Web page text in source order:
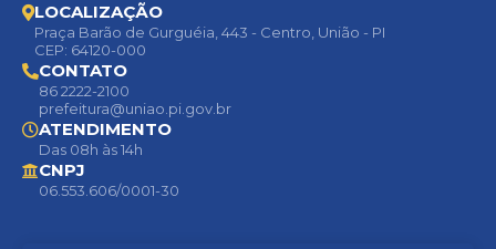
LOCALIZAÇÃO
Praça Barão de Gurguéia, 443 - Centro, União - PI
CEP: 64120-000
CONTATO
86 2222-2100
prefeitura@uniao.pi.gov.br
ATENDIMENTO
Das 08h às 14h
CNPJ
06.553.606/0001-30